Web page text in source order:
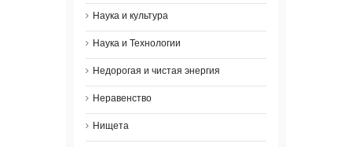
Наука и культура
Наука и Технологии
Недорогая и чистая энергия
Неравенство
Нищета